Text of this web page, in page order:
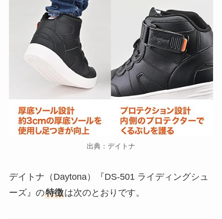
出典：デイトナ
デイトナ（Daytona）『DS-501 ライディングシュ
ーズ』の特徴は次のとおりです。